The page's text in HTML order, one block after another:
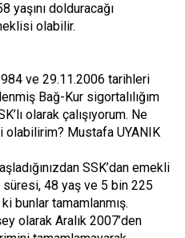
yaşını dolduracağı
olabilir.
ve 29.11.2006 tarihleri
Bağ-Kur sigortalılığım
olarak çalışıyorum. Ne
olabilirim? Mustafa UYANIK
SSK’dan emekli
süresi, 48 yaş ve 5 bin 225
bunlar tamamlanmış.
olarak Aralık 2007’den